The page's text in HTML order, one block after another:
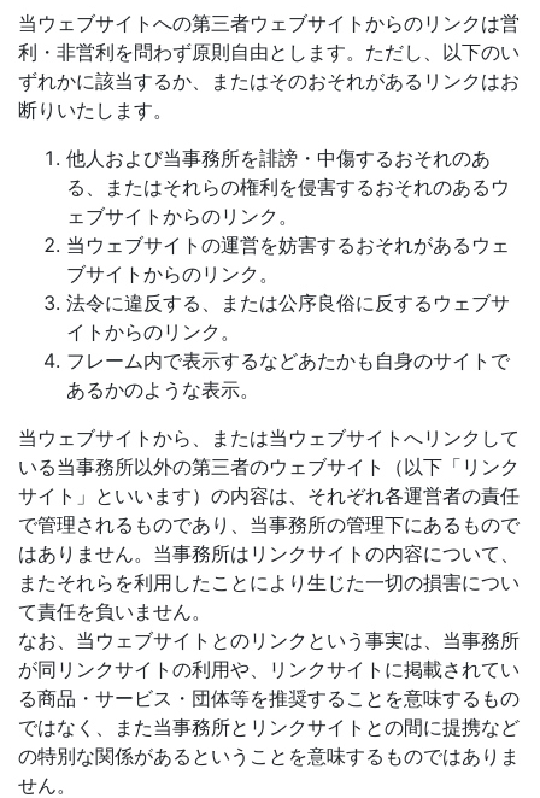
当ウェブサイトへの第三者ウェブサイトからのリンクは営
利・非営利を問わず原則自由とします。ただし、以下のい
ずれかに該当するか、またはそのおそれがあるリンクはお
断りいたします。
他人および当事務所を誹謗・中傷するおそれのあ
る、またはそれらの権利を侵害するおそれのあるウ
ェブサイトからのリンク。
当ウェブサイトの運営を妨害するおそれがあるウェ
ブサイトからのリンク。
法令に違反する、または公序良俗に反するウェブサ
イトからのリンク。
フレーム内で表示するなどあたかも自身のサイトで
あるかのような表示。
当ウェブサイトから、または当ウェブサイトへリンクして
いる当事務所以外の第三者のウェブサイト（以下「リンク
サイト」といいます）の内容は、それぞれ各運営者の責任
で管理されるものであり、当事務所の管理下にあるもので
はありません。当事務所はリンクサイトの内容について、
またそれらを利用したことにより生じた一切の損害につい
て責任を負いません。
なお、当ウェブサイトとのリンクという事実は、当事務所
が同リンクサイトの利用や、リンクサイトに掲載されてい
る商品・サービス・団体等を推奨することを意味するもの
ではなく、また当事務所とリンクサイトとの間に提携など
の特別な関係があるということを意味するものではありま
せん。